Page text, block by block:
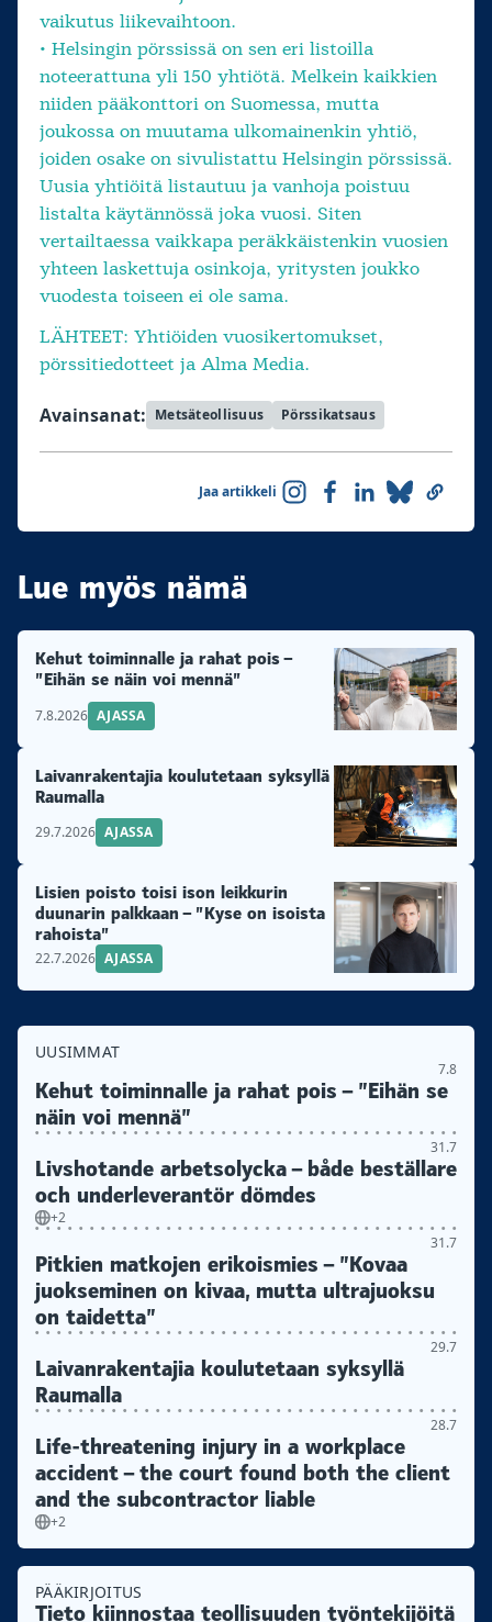
vaikutus liikevaihtoon.
• Helsingin pörssissä on sen eri listoilla
noteerattuna yli 150 yhtiötä. Melkein kaikkien
niiden pääkonttori on Suomessa, mutta
joukossa on muutama ulkomainenkin yhtiö,
joiden osake on sivulistattu Helsingin pörssissä.
Uusia yhtiöitä listautuu ja vanhoja poistuu
listalta käytännössä joka vuosi. Siten
vertailtaessa vaikkapa peräkkäistenkin vuosien
yhteen laskettuja osinkoja, yritysten joukko
vuodesta toiseen ei ole sama.
LÄHTEET: Yhtiöiden vuosikertomukset,
pörssitiedotteet ja Alma Media.
Avainsanat: Metsäteollisuus Pörssikatsaus
Jaa artikkeli
Lue myös nämä
Kehut toiminnalle ja rahat pois –
”Eihän se näin voi mennä”
7.8.2026 AJASSA
Laivanrakentajia koulutetaan syksyllä
Raumalla
29.7.2026 AJASSA
Lisien poisto toisi ison leikkurin
duunarin palkkaan – ”Kyse on isoista
rahoista”
22.7.2026 AJASSA
UUSIMMAT
7.8
Kehut toiminnalle ja rahat pois – ”Eihän se
näin voi mennä”
31.7
Livshotande arbetsolycka – både beställare
och underleverantör dömdes
+2
31.7
Pitkien matkojen erikoismies – ”Kovaa
juokseminen on kivaa, mutta ultrajuoksu
on taidetta”
29.7
Laivanrakentajia koulutetaan syksyllä
Raumalla
28.7
Life-threatening injury in a workplace
accident – the court found both the client
and the subcontractor liable
+2
PÄÄKIRJOITUS
Tieto kiinnostaa teollisuuden työntekijöitä